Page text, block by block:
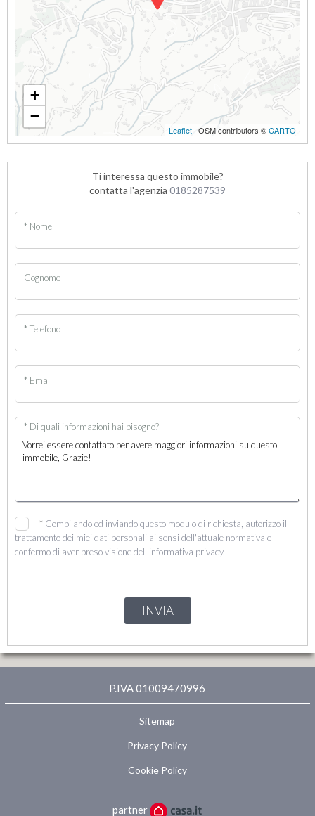
+
−
Leaflet | OSM contributors ©CARTO
Ti interessa questo immobile?
contatta l'agenzia 0185287539
* Nome
Cognome
* Telefono
* Email
* Di quali informazioni hai bisogno?
* Compilando ed inviando questo modulo di richiesta, autorizzo il
trattamento dei miei dati personali ai sensi dell'attuale normativa e
confermo di aver preso visione dell'informativa privacy.
INVIA
P.IVA 01009470996
Sitemap
Privacy Policy
Cookie Policy
partner